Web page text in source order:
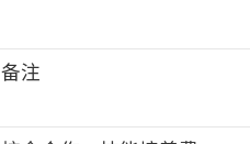
备注